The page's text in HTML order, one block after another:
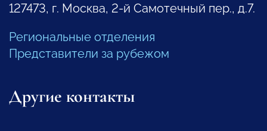
127473, г. Москва, 2-й Самотечный пер., д.7.
Региональные отделения
Представители за рубежом
Другие контакты